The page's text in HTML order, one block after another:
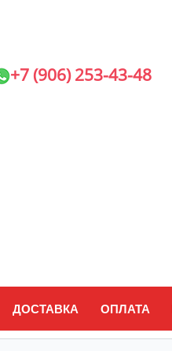
+7 (906) 253-43-48
ДОСТАВКА ОПЛАТА